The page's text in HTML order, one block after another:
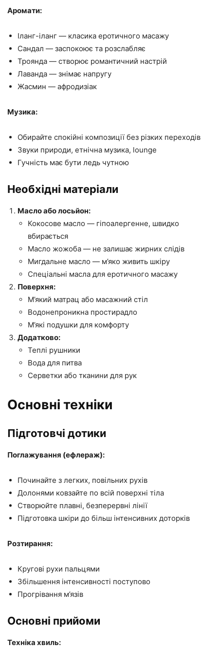
Аромати:
Іланг-іланг — класика еротичного масажу
Сандал — заспокоює та розслабляє
Троянда — створює романтичний настрій
Лаванда — знімає напругу
Жасмин — афродизіак
Музика:
Обирайте спокійні композиції без різких переходів
Звуки природи, етнічна музика, lounge
Гучність має бути ледь чутною
Необхідні матеріали
Масло або лосьйон:
Кокосове масло — гіпоалергенне, швидко
вбирається
Масло жожоба — не залишає жирних слідів
Мигдальне масло — м’яко живить шкіру
Спеціальні масла для еротичного масажу
Поверхня:
М’який матрац або масажний стіл
Водонепроникна простирадло
М’які подушки для комфорту
Додатково:
Теплі рушники
Вода для питва
Серветки або тканини для рук
Основні техніки
Підготовчі дотики
Поглажування (ефлераж):
Починайте з легких, повільних рухів
Долонями ковзайте по всій поверхні тіла
Створюйте плавні, безперервні лінії
Підготовка шкіри до більш інтенсивних доторків
Розтирання:
Кругові рухи пальцями
Збільшення інтенсивності поступово
Прогрівання м’язів
Основні прийоми
Техніка хвиль: